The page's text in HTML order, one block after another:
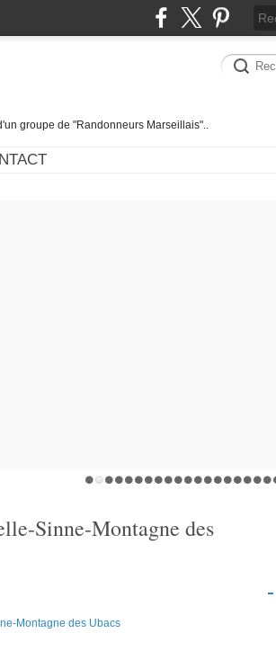
groupe de "Randonneurs Marseillais"..
Sinne-Montagne des